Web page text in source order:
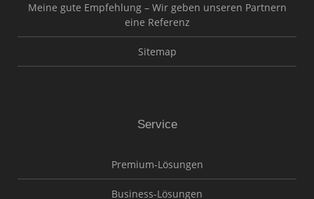
Meine gute Empfehlung – Wir geben unseren Partnern
eine Referenz
Sitemap
Service
Premium-Lösungen
Business-Lösungen